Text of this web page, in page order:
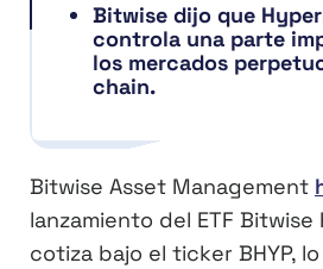
Bitwise dijo que
controla una parte
los mercados
chain.
Bitwise Asset Management
lanzamiento del ETF
cotiza bajo el ticker BHYP,